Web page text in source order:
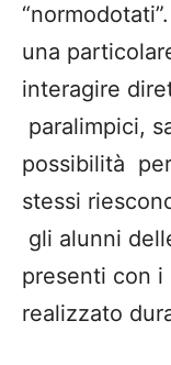
“normodotati”
una
interagire
paralimpici,
possibilità
stessi
gli alunni
presenti con
realizzato